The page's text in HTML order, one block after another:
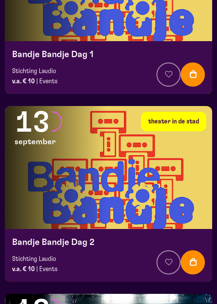
Bandje Bandje Dag 1
Stichting Laudio
v.a. € 10
Events
theater in de stad
13
september
Bandje Bandje Dag 2
Stichting Laudio
v.a. € 10
Events